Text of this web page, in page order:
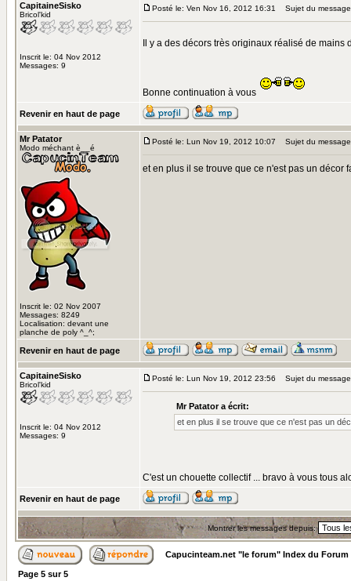
CapitaineSisko
Bricol'kid
Inscrit le: 04 Nov 2012
Messages: 9
Posté le: Ven Nov 16, 2012 16:31 Sujet du
Il y a des décors très originaux réalisé de
Bonne continuation à vous
Revenir en haut de page
Mr Patator
Modo méchant è__é
Inscrit le: 02 Nov 2007
Messages: 8249
Localisation: devant une
planche de poly ^_^;
Posté le: Lun Nov 19, 2012 10:07 Sujet du
et en plus il se trouve que ce n'est pas un décor
Revenir en haut de page
CapitaineSisko
Bricol'kid
Inscrit le: 04 Nov 2012
Messages: 9
Posté le: Lun Nov 19, 2012 23:56 Sujet du
Mr Patator a écrit:
et en plus il se trouve que ce n'est pas un
C'est un chouette collectif ... bravo à vous tous
Revenir en haut de page
Montrer les messages depuis:
Capucinteam.net "le forum" Index du Forum
Page 5 sur5